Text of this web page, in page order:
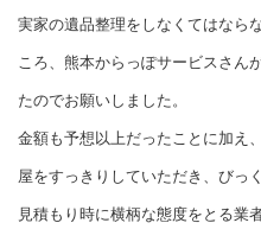
実家の遺品整理をしなくてはなら
ころ、熊本からっぽサービスさん
たのでお願いしました。
金額も予想以上だったことに加え
屋をすっきりしていただき、びっ
見積もり時に横柄な態度をとる業